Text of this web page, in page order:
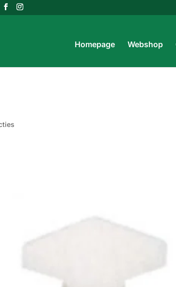
Homepage Webshop